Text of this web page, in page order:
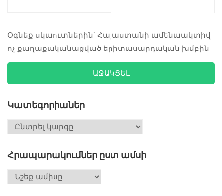
Օգնեք սկաուտներին՝ Հայաստանի ամենաակտիվ
ոչ քաղաքականացված երիտասարդական խմբին
ԱՋԱԿՑԵԼ
Կատեգորիաներ
Հրապարակումներ ըստ ամսի